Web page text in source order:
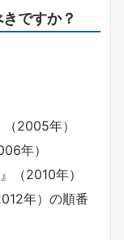
ですか？
2005年）
年）
（2010年）
年）の順番